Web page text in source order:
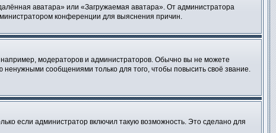
аватара» или «Загружаемая аватара». От администратора
конференции для выяснения причин.
модераторов и администраторов. Обычно вы не можете
сообщениями только для того, чтобы повысить своё звание.
если администратор включил такую возможность. Это сделано для